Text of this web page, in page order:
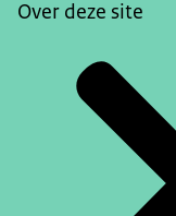
Over deze site